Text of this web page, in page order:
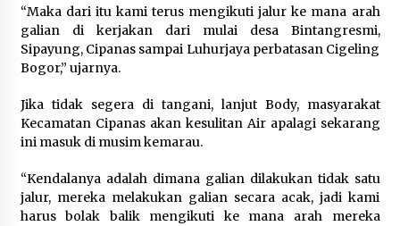
8 Agustus 2026
Pegunungan
8 Agustus 2026
Bakteri Yogurt, Kenali Manfaatnya
untuk Kesehatan Pencernaan
“Maka dari itu kami terus mengikuti jalur ke mana arah
galian di kerjakan dari mulai desa Bintangresmi,
Sipayung, Cipanas sampai Luhurjaya perbatasan Cigeling
Bogor,” ujarnya.
Jika tidak segera di tangani, lanjut Body, masyarakat
Kecamatan Cipanas akan kesulitan Air apalagi sekarang
ini masuk di musim kemarau.
“Kendalanya adalah dimana galian dilakukan tidak satu
jalur, mereka melakukan galian secara acak, jadi kami
harus bolak balik mengikuti ke mana arah mereka